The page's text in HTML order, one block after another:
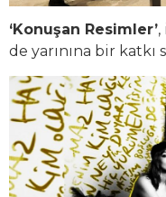
‘Konuşan Resimler’,
de yarınına bir katkı